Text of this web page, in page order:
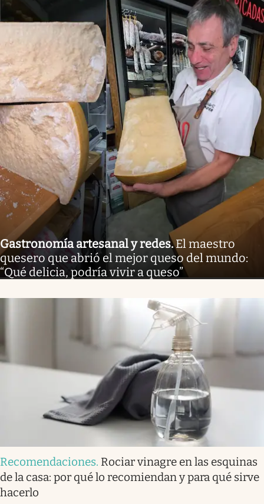
Gastronomía artesanal y redes.El maestro
quesero que abrió el mejor queso del mundo:
“Qué delicia, podría vivir a queso”
Recomendaciones. Rociar vinagre en las esquinas
de la casa: por qué lo recomiendan y para qué sirve
hacerlo